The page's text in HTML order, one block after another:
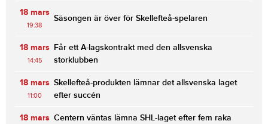
18 mars
19:38
Säsongen är över för Skellefteå-spelaren
18 mars
14:45
Får ett A-lagskontrakt med den allsvenska
storklubben
18 mars
11:00
Skellefteå-produkten lämnar det allsvenska laget
efter succén
18 mars Centern väntas lämna SHL-laget efter fem raka